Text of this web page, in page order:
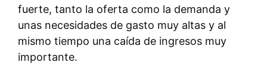
fuerte, tanto la oferta como la demanda y
unas necesidades de gasto muy altas y al
mismo tiempo una caída de ingresos muy
importante.